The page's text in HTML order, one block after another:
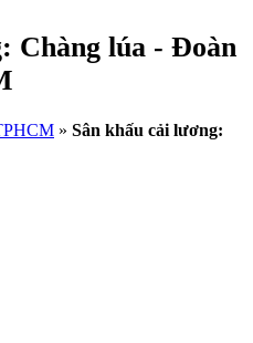
Chàng lúa - Đoàn
» Sân khấu cải lương: